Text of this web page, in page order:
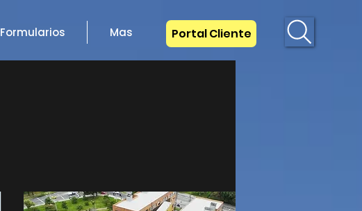
Formularios Mas Portal Cliente